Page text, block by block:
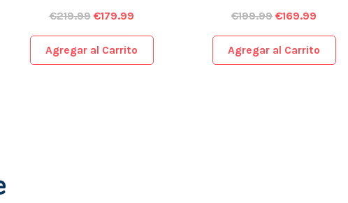
€219.99 €179.99
Agregar al Carrito
€199.99 €169.99
Agregar al Carrito